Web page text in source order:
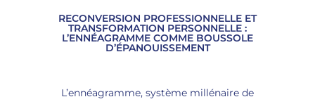
RECONVERSION PROFESSIONNELLE ET
TRANSFORMATION PERSONNELLE :
L’ENNÉAGRAMME COMME BOUSSOLE
D’ÉPANOUISSEMENT
L’ennéagramme, système millénaire de